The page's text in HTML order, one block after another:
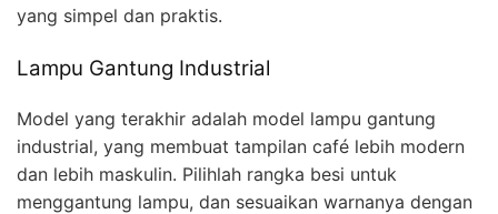
yang simpel dan praktis.
Lampu Gantung Industrial
Model yang terakhir adalah model lampu gantung
industrial, yang membuat tampilan café lebih modern
dan lebih maskulin. Pilihlah rangka besi untuk
menggantung lampu, dan sesuaikan warnanya dengan